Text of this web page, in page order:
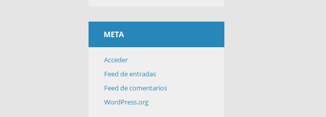
META
Acceder
Feed de entradas
Feed de comentarios
WordPress.org